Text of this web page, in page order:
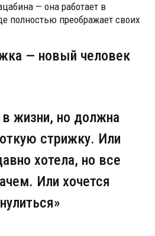
— она работает в
полностью преображает своих
— новый человек
в жизни, но должна
стрижку. Или
хотела, но все
Или хочется